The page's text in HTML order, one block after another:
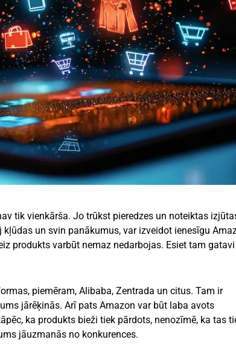
tik vienkārša. Jo trūkst pieredzes un noteiktas
un svin panākumus, var izveidot ienesīgu
produkts varbūt nemaz nedarbojas. Esiet tam
piemēram, Alibaba, Zentrada un citus. Tam ir
jārēķinās. Arī pats Amazon var būt laba avots
ka produkts bieži tiek pārdots, nenozīmē, ka tas
jāuzmanās no konkurences.